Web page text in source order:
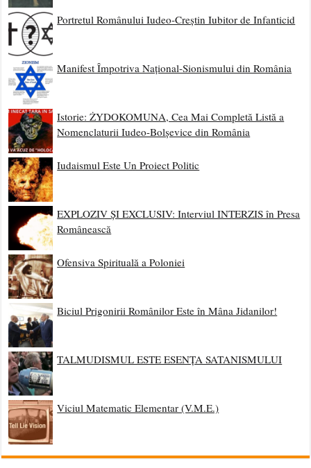
Portretul Românului Iudeo-Creștin Iubitor de Infanticid
Manifest Împotriva Național-Sionismului din România
Istorie: ŻYDOKOMUNA, Cea Mai Completă Listă a
Nomenclaturii Iudeo-Bolșevice din România
Iudaismul Este Un Proiect Politic
EXPLOZIV ȘI EXCLUSIV: Interviul INTERZIS în Presa
Românească
Ofensiva Spirituală a Poloniei
Biciul Prigonirii Românilor Este în Mâna Jidanilor!
TALMUDISMUL ESTE ESENȚA SATANISMULUI
Viciul Matematic Elementar (V.M.E.)